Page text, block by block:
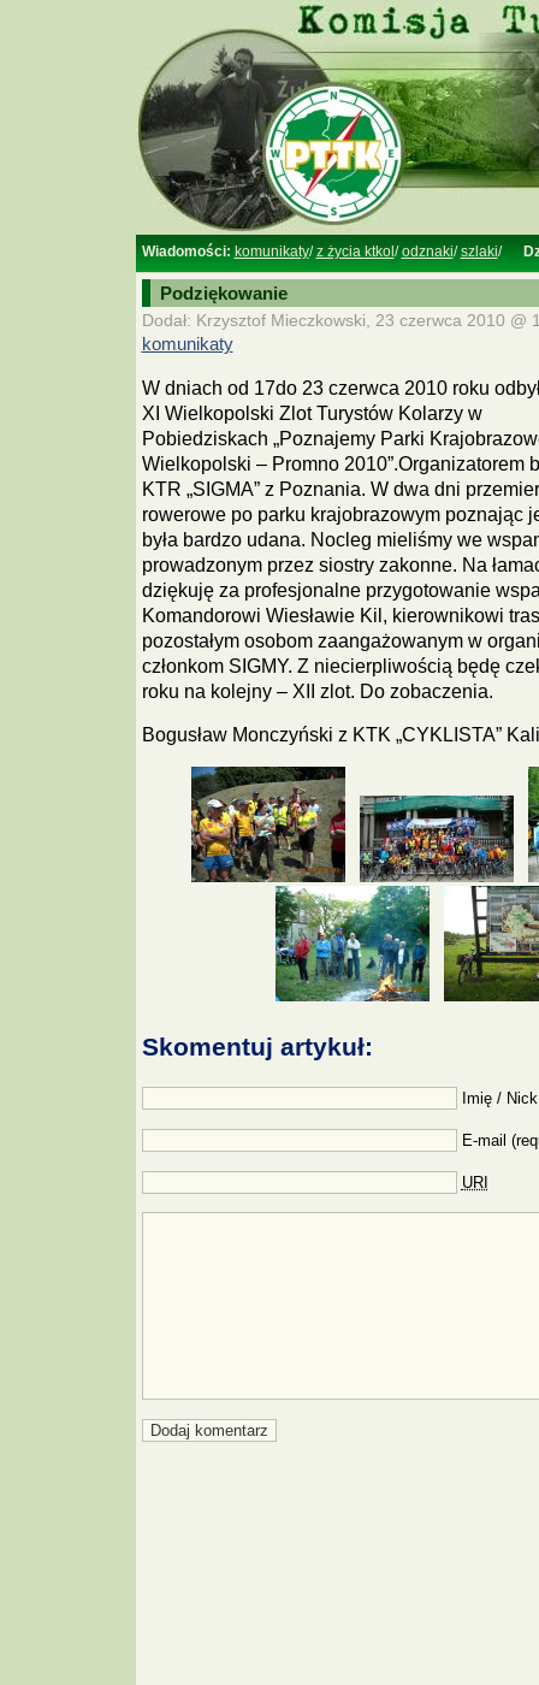
Wiadomości: komunikaty/z życia ktkol /odznaki/szlaki/
Podziękowanie
Dodał: Krzysztof Mieczkowski, 23 czerwca 2010 @
komunikaty
W dniach od 17do 23 czerwca 2010 roku
XI Wielkopolski Zlot Turystów Kolarzy w
Pobiedziskach „Poznajemy Parki
Wielkopolski – Promno 2010”.Organizatorem
KTR „SIGMA” z Poznania. W dwa dni
rowerowe po parku krajobrazowym poznając
była bardzo udana. Nocleg mieliśmy we
prowadzonym przez siostry zakonne. Na
dziękuję za profesjonalne przygotowanie
Komandorowi Wiesławie Kil, kierownikowi
pozostałym osobom zaangażowanym w
członkom SIGMY. Z niecierpliwością będę
roku na kolejny – XII zlot. Do zobaczenia.
Bogusław Monczyński z KTK „CYKLISTA”
Skomentuj artykuł:
Imię /
E-mail
URI